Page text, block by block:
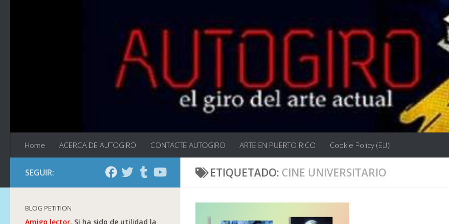
Home ACERCA DE AUTOGIRO CONTACTE AUTOGIRO ARTE EN PUERTO RICO Cookie Policy (EU)
ETIQUETADO: CINE UNIVERSITARIO
SEGUIR:
BLOG PETITION
Amigo lector. Si ha sido de utilidad la